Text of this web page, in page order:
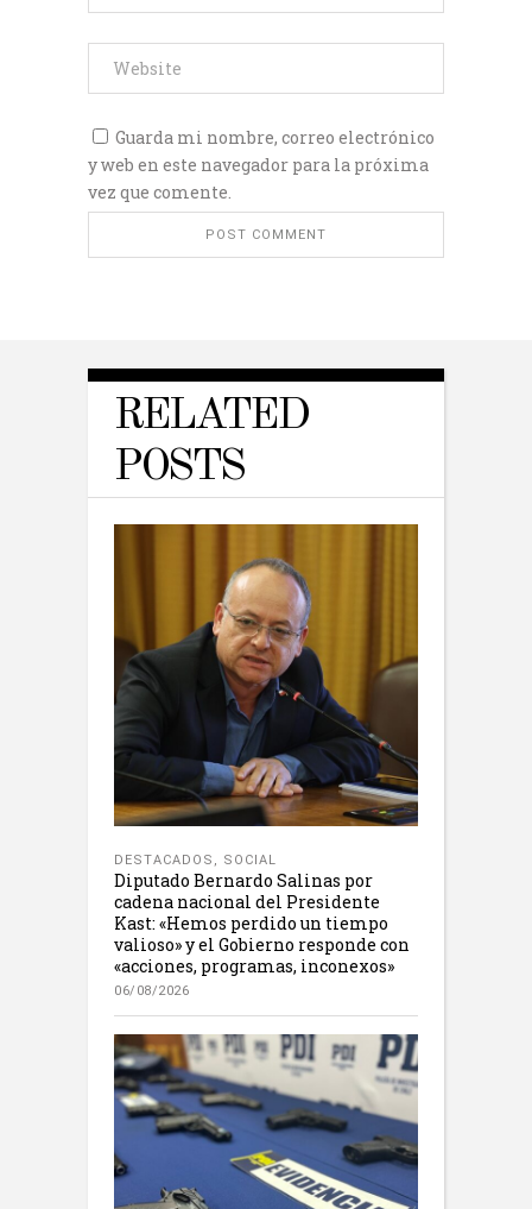
Guarda mi nombre, correo electrónico
y web en este navegador para la próxima
vez que comente.
RELATED
POSTS
DESTACADOS , SOCIAL
Diputado Bernardo Salinas por
cadena nacional del Presidente
Kast: «Hemos perdido un tiempo
valioso» y el Gobierno responde con
«acciones, programas, inconexos»
06/08/2026